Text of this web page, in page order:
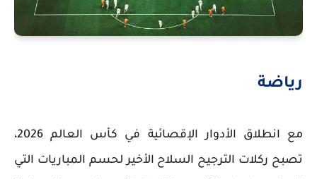
رياضة
مع انطلاق الأدوار الإقصائية في كأس العالم 2026،
تصبح ركلات الترجيح السلاح الأخير لحسم المباريات التي